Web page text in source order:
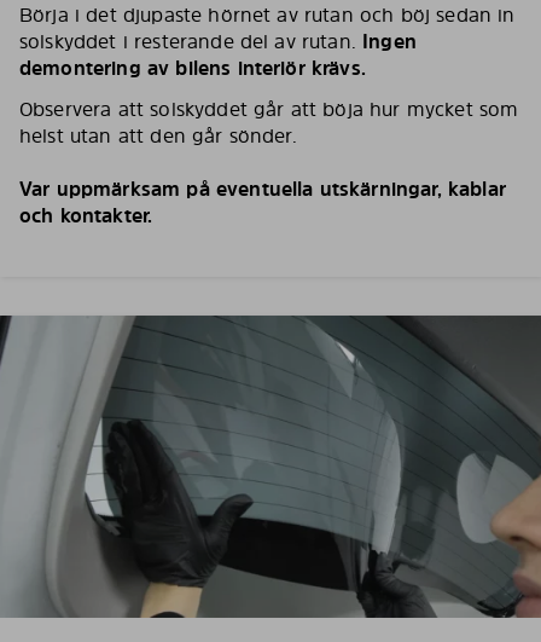
Börja i det djupaste hörnet av rutan och böj sedan in
solskyddet i resterande del av rutan. Ingen
demontering av bilens interiör krävs.
Observera att solskyddet går att böja hur mycket som
helst utan att den går sönder.
Var uppmärksam på eventuella utskärningar, kablar
och kontakter.